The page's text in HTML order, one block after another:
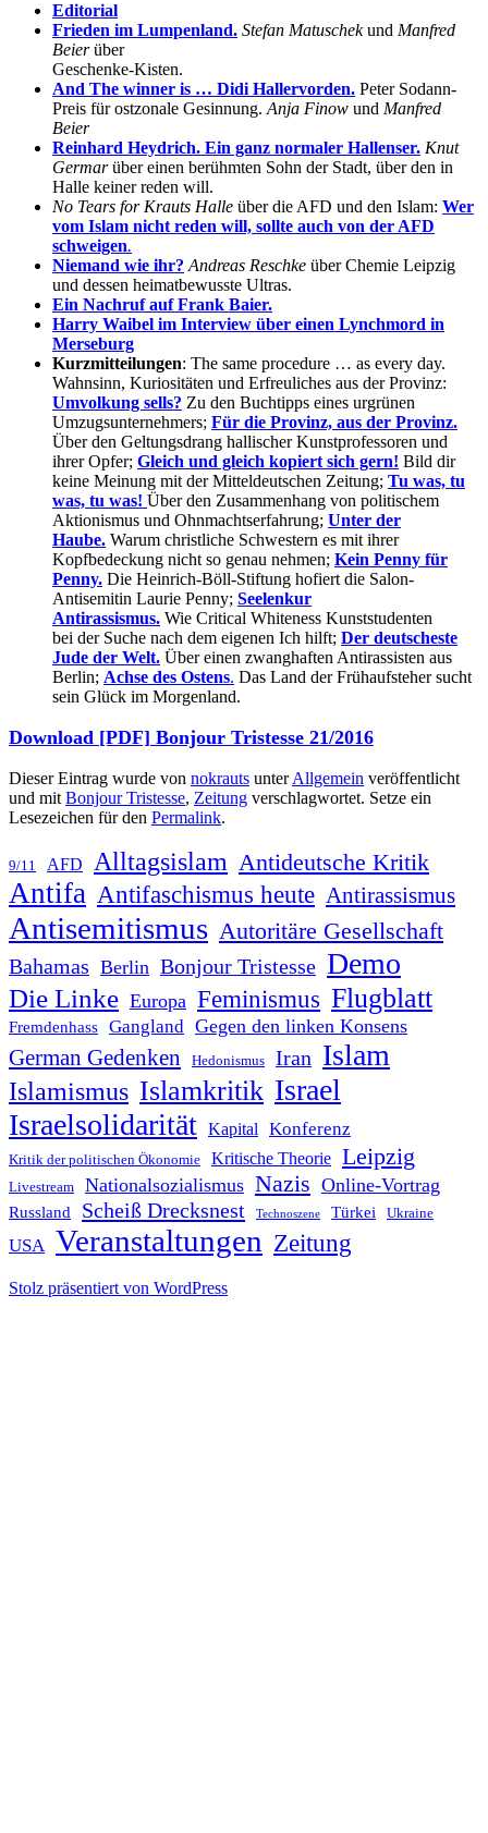
Editorial
Frieden im Lumpenland. Stefan Matuschekund Manfred
Beierüber
Geschenke-Kisten.
And The winner is … Didi Hallervorden. Peter Sodann-
Preis für ostzonale Gesinnung. Anja Finow und Manfred
Beier
Reinhard Heydrich. Ein ganz normaler Hallenser. Knut
Germarüber einen berühmten Sohn der Stadt, über den in
Halle keiner reden will.
No Tears for Krauts Halle über die AFD und den Islam: Wer
vom Islam nicht reden will, sollte auch von der AFD
schweigen.
Niemand wie ihr? Andreas Reschke über Chemie Leipzig
und dessen heimatbewusste Ultras.
Ein Nachruf auf Frank Baier.
Harry Waibel im Interview über einen Lynchmord in
Merseburg
Kurzmitteilungen: The same procedure … as every day.
Wahnsinn, Kuriositäten und Erfreuliches aus der Provinz:
Umvolkung sells? Zu den Buchtipps eines urgrünen
Umzugsunternehmers; Für die Provinz, aus der Provinz.
Über den Geltungsdrang hallischer Kunstprofessoren und
ihrer Opfer; Gleich und gleich kopiert sich gern! Bild dir
keine Meinung mit der Mitteldeutschen Zeitung; Tu was, tu
was, tu was! Über den Zusammenhang von politischem
Aktionismus und Ohnmachtserfahrung; Unter der
Haube. Warum christliche Schwestern es mit ihrer
Kopfbedeckung nicht so genau nehmen; Kein Penny für
Penny. Die Heinrich-Böll-Stiftung hofiert die Salon-
Antisemitin Laurie Penny; Seelenkur
Antirassismus. Wie Critical Whiteness Kunststudenten
bei der Suche nach dem eigenen Ich hilft; Der deutscheste
Jude der Welt. Über einen zwanghaften Antirassisten aus
Berlin; Achse des Ostens. Das Land der Frühaufsteher sucht
sein Glück im Morgenland.
Download [PDF] Bonjour Tristesse 21/2016
Dieser Eintrag wurde von nokrauts unterAllgemein veröffentlicht
und mitBonjour Tristesse, Zeitung verschlagwortet. Setze ein
Lesezeichen für den Permalink.
9/11 AFD Alltagsislam Antideutsche Kritik
Antifa Antifaschismus heute Antirassismus
Antisemitismus Autoritäre Gesellschaft
Bahamas Berlin Bonjour Tristesse Demo
Die Linke Europa Feminismus Flugblatt
Fremdenhass Gangland Gegen den linken Konsens
German Gedenken Hedonismus Iran Islam
Islamismus Islamkritik Israel
Israelsolidarität Kapital Konferenz
Kritik der politischen Ökonomie Kritische Theorie Leipzig
Livestream Nationalsozialismus Nazis Online-Vortrag
Russland Scheiß Drecksnest Technoszene Türkei Ukraine
USA Veranstaltungen Zeitung
Stolz präsentiert von WordPress